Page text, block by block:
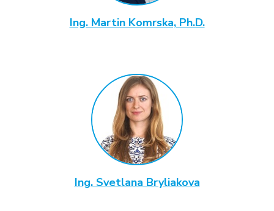
Ing. Martin Komrska, Ph.D.
Ing. Svetlana Bryliakova